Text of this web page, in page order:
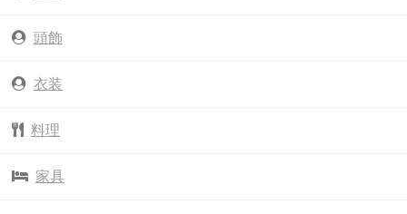
頭飾
衣装
料理
家具